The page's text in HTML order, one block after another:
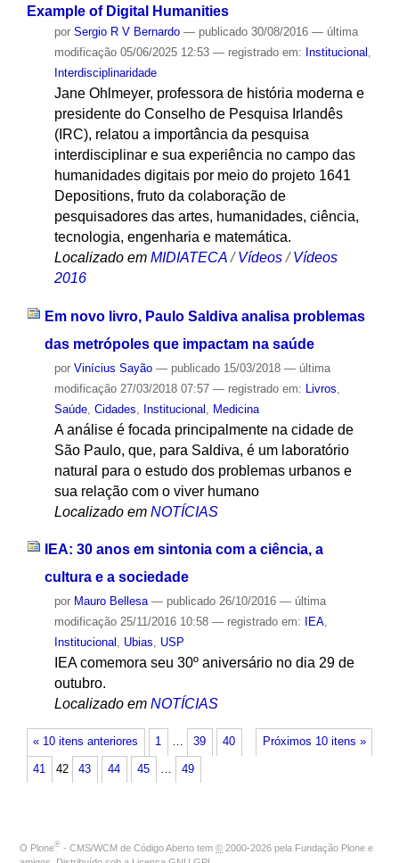
Example of Digital Humanities
por Sergio R V Bernardo — publicado30/08/2016 — última
modificação05/06/2025 12:53 — registrado em: Institucional
Interdisciplinaridade
Jane Ohlmeyer, professora de história moderna e
presidente do Conselho de Pesquisa Irlandês
(IRC), relatou a importância da pesquisa
interdisciplinar e sua experiência no campo das
humanidades digitais por meio do projeto 1641
Depositions, fruto da colaboração de
pesquisadores das artes, humanidades, ciência,
tecnologia, engenharia e matemática.
Localizado em MIDIATECA /Vídeos /Vídeos
2016
Em novo livro, Paulo Saldiva analisa problemas
das metrópoles que impactam na saúde
por Vinícius Sayão — publicado15/03/2018 — última
modificação27/03/2018 07:57 — registrado em: Livros
Saúde, Cidades Institucional Medicina
A análise é focada principalmente na cidade de
São Paulo, que, para Saldiva, é um laboratório
natural para o estudo dos problemas urbanos e
sua relação com o viver humano
Localizado em NOTÍCIAS
IEA: 30 anos em sintonia com a ciência, a
cultura e a sociedade
por Mauro Bellesa — publicado26/10/2016 — última
modificação25/11/2016 10:58 — registrado em: IEA,
Institucional , Ubias, USP
IEA comemora seu 30º aniversário no dia 29 de
outubro.
Localizado em NOTÍCIAS
« 10 itens anteriores Próximos 10 itens »
1 … 39 40
41 42 43 44 45 … 49
O Plone® - CMS/WCM de Código Aberto tem © 2000-2026 pela Fundação Plone e